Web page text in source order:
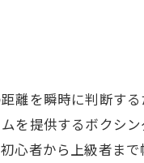
離を瞬時に判断す
を提供するボクシ
者から上級者まで